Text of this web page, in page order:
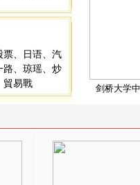
票 日语
汽
路 琼瑶
炒
貿易戰 剑桥大学